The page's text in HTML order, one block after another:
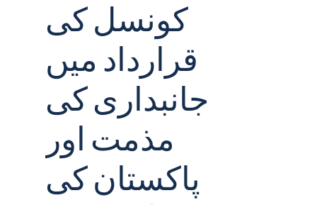
کونسل کی
قرارداد میں
جانبداری کی
مذمت اور
پاکستان کی